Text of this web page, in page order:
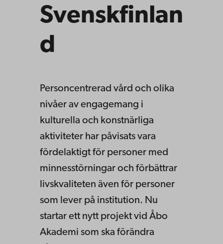
Svenskfinlan
d
Personcentrerad vård och olika
nivåer av engagemang i
kulturella och konstnärliga
aktiviteter har påvisats vara
fördelaktigt för personer med
minnesstörningar och förbättrar
livskvaliteten även för personer
som lever på institution. Nu
startar ett nytt projekt vid Åbo
Akademi som ska förändra